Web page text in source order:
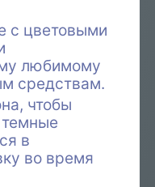
с цветовыми
любимому
средствам.
чтобы
в
во время